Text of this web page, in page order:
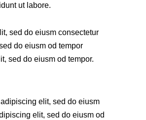
ut labore.
sed do eiusm consectetur
do eiusm od tempor
sed do eiusm od tempor.
elit, sed do eiusm
elit, sed do eiusm od